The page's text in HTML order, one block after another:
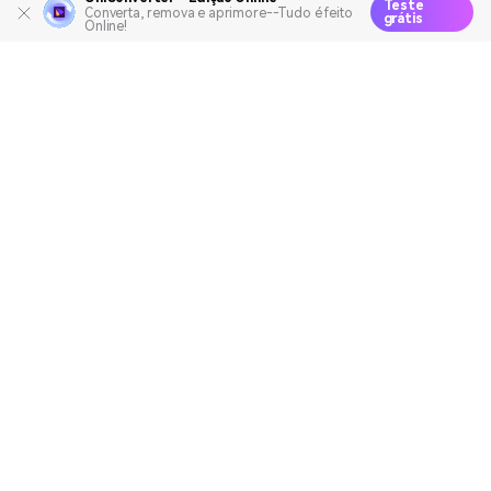
Converta, remova e aprimore--Tudo é feito
Online!
Teste
grátis